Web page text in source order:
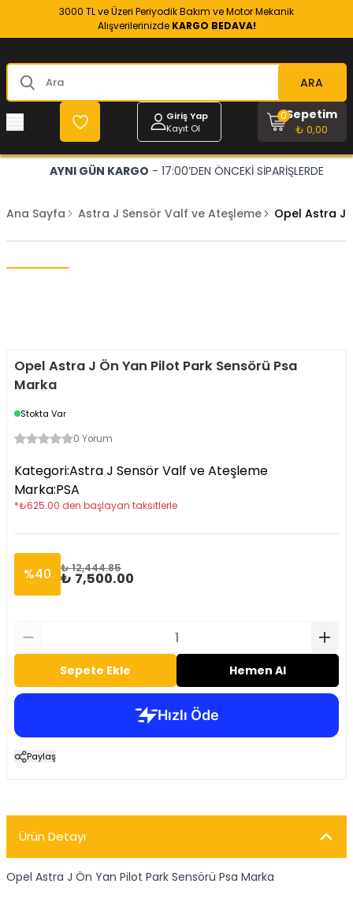
3000 TL ve Üzeri Periyodik Bakım ve Motor Mekanik
Alışverilerinizde KARGO BEDAVA!
ARA
Giriş Yap
Kayıt Ol
Sepetim
₺ 0,00
0
AYNI GÜN KARGO - 17:00’DEN ÖNCEKİ SİPARİŞLERDE
Ana Sayfa Astra J Sensör Valf ve Ateşleme Opel Astra J
Opel Astra J Ön Yan Pilot Park Sensörü Psa
Marka
Stokta Var
0 Yorum
Kategori:Astra J Sensör Valf ve Ateşleme
Marka:PSA
*₺625.00 den başlayan taksitlerle
%40 ₺ 12,444.85
₺ 7,500.00
Sepete Ekle Hemen Al
Paylaş
Ürün Detayı
Opel Astra J Ön Yan Pilot Park Sensörü Psa Marka